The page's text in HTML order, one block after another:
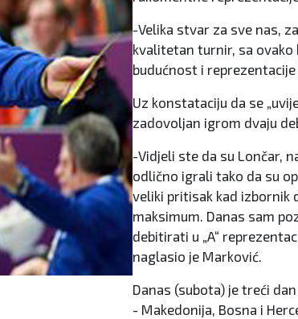
-Velika stvar za sve nas,
kvalitetan turnir, sa
budućnost i
Uz konstataciju da se
zadovoljan igrom dvaju
-Vidjeli ste da su Lončar,
odlično igrali tako da su
veliki pritisak kad izbornik
maksimum. Danas sam
debitirati u „A“
naglasio je Marković.
Danas (subota) je treći
- Makedonija, Bosna i